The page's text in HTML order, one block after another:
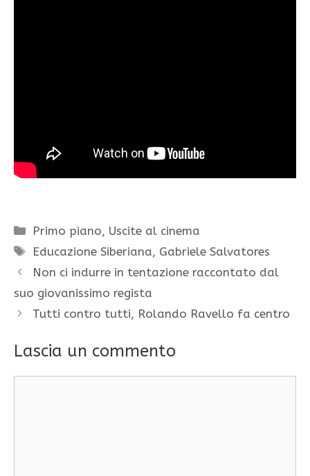
Categorie
Primo piano, Uscite al cinema
Tag
Educazione Siberiana, Gabriele Salvatores
Non ci indurre in tentazione raccontato dal
suo giovanissimo regista
Tutti contro tutti, Rolando Ravello fa centro
Lascia un commento